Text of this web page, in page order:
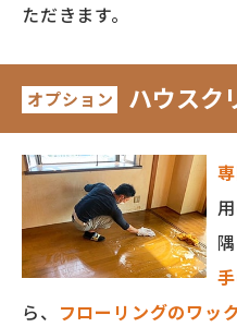
ただきます。
オプション ハウスク
ら、 フローリングのワッ